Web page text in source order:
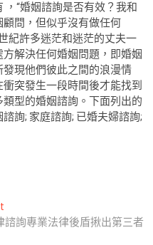
“婚姻諮詢是否有效？我和
問，但似乎沒有做任何
紀許多迷茫和迷茫的丈夫一
解決任何婚姻問題，即婚姻
現他們彼此之間的浪漫情
突發生一段時間後才能找到
型的婚姻諮詢。下面列出的
詢; 家庭諮詢; 已婚夫婦諮詢;
Next
post:
諮詢專業法律後盾揪出第三者